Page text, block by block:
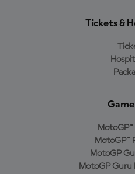
Tickets &
MotoGP™
MotoGP
MotoGP Guru